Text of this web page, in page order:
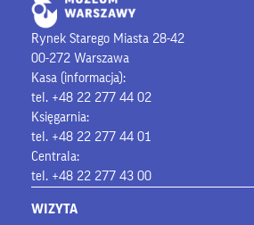
Rynek Starego Miasta 28-42
00-272 Warszawa
Kasa (informacja):
tel. +48 22 277 44 02
Księgarnia:
tel. +48 22 277 44 01
Centrala:
tel. +48 22 277 43 00
WIZYTA